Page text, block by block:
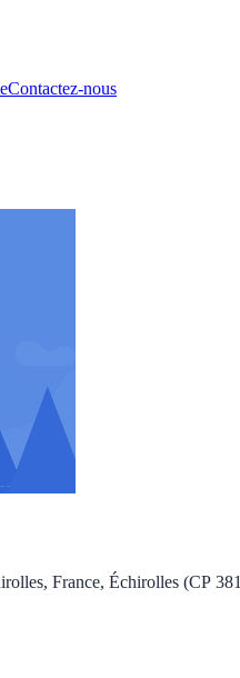
Contactez-nous
France, Échirolles (CP